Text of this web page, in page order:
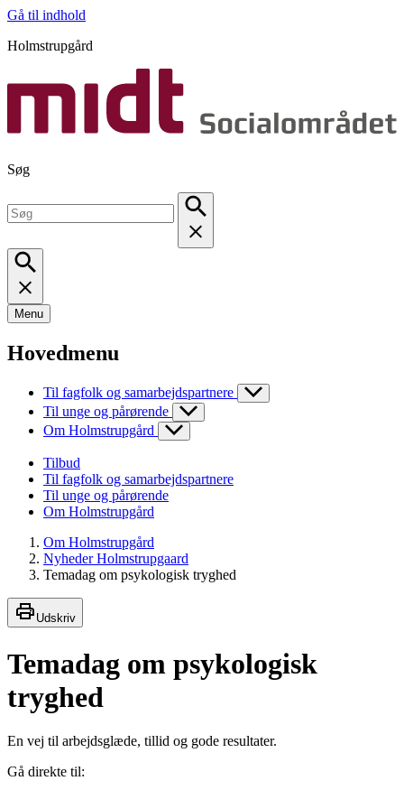
Gå til indhold
Holmstrupgård
Søg
Menu
Hovedmenu
Til fagfolk og samarbejdspartnere
Til unge og pårørende
Om Holmstrupgård
Tilbud
Til fagfolk og samarbejdspartnere
Til unge og pårørende
Om Holmstrupgård
Om Holmstrupgård
Nyheder Holmstrupgaard
Temadag om psykologisk tryghed
Udskriv
Temadag om psykologisk
tryghed
En vej til arbejdsglæde, tillid og gode resultater.
Gå direkte til: